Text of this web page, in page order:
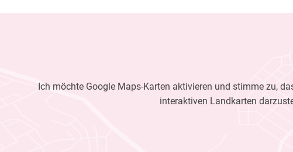
Ich möchte Google Maps-Karten aktivieren und stimme zu,
interaktiven Landkarten